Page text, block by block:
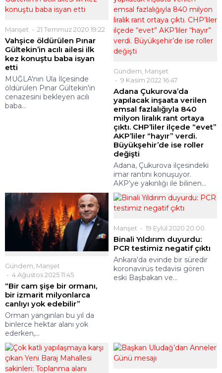
Manşet 21 Temmuz 2020 19:22
Vahşice öldürülen Pınar
Gültekin’in acılı ailesi ilk
kez konuştu baba isyan
etti
MUĞLA'nın Ula İlçesinde
öldürülen Pınar Gültekin'in
cenazesini bekleyen acılı
baba...
Gündem Manşet
9 Kasım 2022 16:47
Adana Çukurova’da
yapılacak inşaata verilen
emsal fazlalığıyla 840
milyon liralık rant ortaya
çıktı. CHP’liler ilçede “evet”
AKP’liler “hayır” verdi.
Büyükşehir’de ise roller
değişti
Adana, Çukurova ilçesindeki
imar rantını konuşuyor.
AKP’ye yakınlığı ile bilinen...
Gündem Manşet
4 Ağustos 2025 11:45
“Bir cam şişe bir ormanı,
bir izmarit milyonlarca
canlıyı yok edebilir”
Orman yangınları bu yıl da
binlerce hektar alanı yok
ederken,...
Manşet 19 Eylül 2020 20:00
Binali Yıldırım duyurdu:
PCR testimiz negatif çıktı
Ankara'da evinde bir süredir
koronavirüs tedavisi gören
eski Başbakan ve...